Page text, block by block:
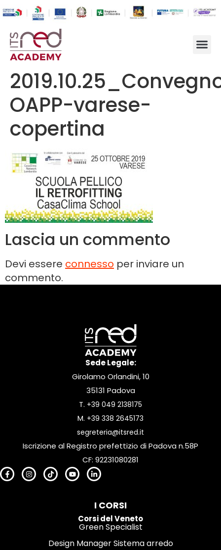
OAPP-varese-
copertina
Lascia un commento
Devi essere connesso per inviare un
commento.
Sede Legale:
Girolamo Orlandini, 10
35131 Padova
T. +39 049 2138175
M. +39 338 2645173
segreteria@itsred.it
Iscrizione al Registro prefettizio di Padova n.58P
CF: 92231080281
I CORSI
Corsi del Veneto
Green Specialist
Design Manager Sistema arredo